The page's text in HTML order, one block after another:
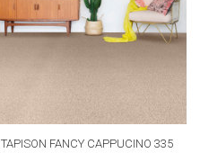
TAPISON FANCY CAPPUCINO 335